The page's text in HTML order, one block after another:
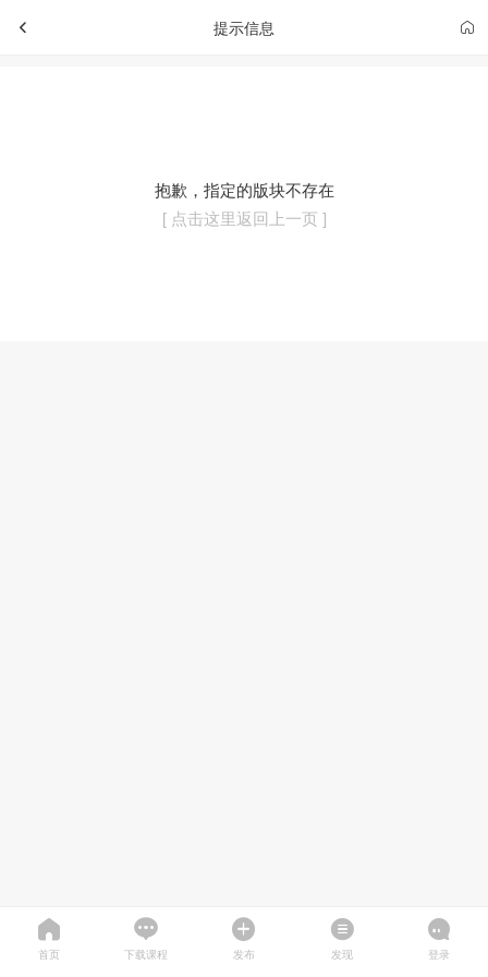
提示信息
抱歉，指定的版块不存在
[ 点击这里返回上一页 ]
首页 下载课程 发布 发现 登录